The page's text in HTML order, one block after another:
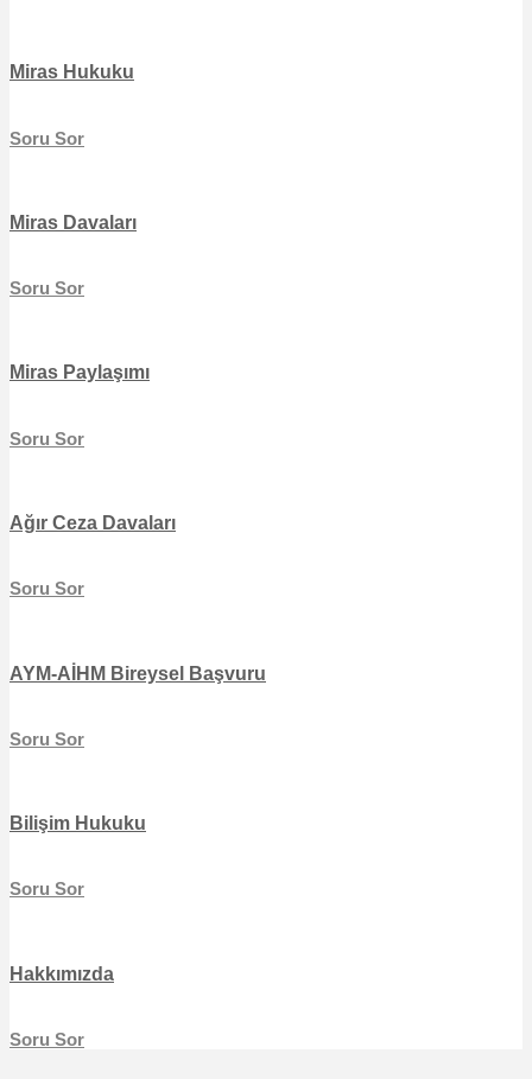
Miras Hukuku
Soru Sor
Miras Davaları
Soru Sor
Miras Paylaşımı
Soru Sor
Ağır Ceza Davaları
Soru Sor
AYM-AİHM Bireysel Başvuru
Soru Sor
Bilişim Hukuku
Soru Sor
Hakkımızda
Soru Sor